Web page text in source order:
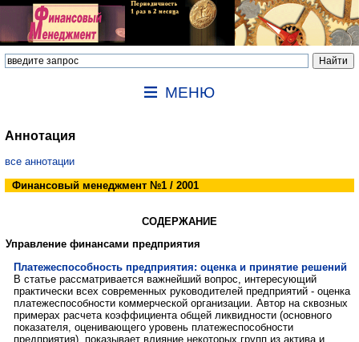
МЕНЮ
Аннотация
все аннотации
Финансовый менеджмент №1 / 2001
СОДЕРЖАНИЕ
Управление финансами предприятия
Платежеспособность предприятия: оценка и принятие решений
В статье рассматривается важнейший вопрос, интересующий
практически всех современных руководителей предприятий - оценка
платежеспособности коммерческой организации. Автор на сквозных
примерах расчета коэффициента общей ликвидности (основного
показателя, оценивающего уровень платежеспособности
предприятия), показывает влияние некоторых групп из актива и